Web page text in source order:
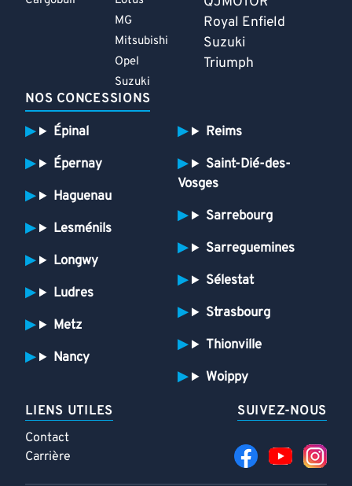
MG
Mitsubishi
Opel
Suzuki
Royal Enfield
Suzuki
Triumph
NOS CONCESSIONS
Épinal
Épernay
Haguenau
Lesménils
Longwy
Ludres
Metz
Nancy
Reims
Saint-Dié-des-
Vosges
Sarrebourg
Sarreguemines
Sélestat
Strasbourg
Thionville
Woippy
LIENS UTILES
Contact
Carrière
SUIVEZ-NOUS